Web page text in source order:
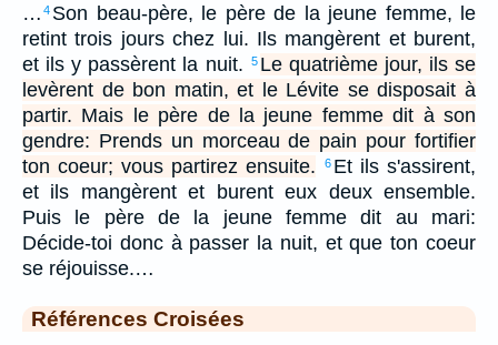
… 4 Son beau-père, le père de la jeune femme, le
retint trois jours chez lui. Ils mangèrent et burent,
et ils y passèrent la nuit.
5 Le quatrième jour, ils se
levèrent de bon matin, et le Lévite se disposait à
partir. Mais le père de la jeune femme dit à son
gendre: Prends un morceau de pain pour fortifier
ton coeur; vous partirez ensuite.
6 Et ils s'assirent,
et ils mangèrent et burent eux deux ensemble.
Puis le père de la jeune femme dit au mari:
Décide-toi donc à passer la nuit, et que ton coeur
se réjouisse.…
Références Croisées